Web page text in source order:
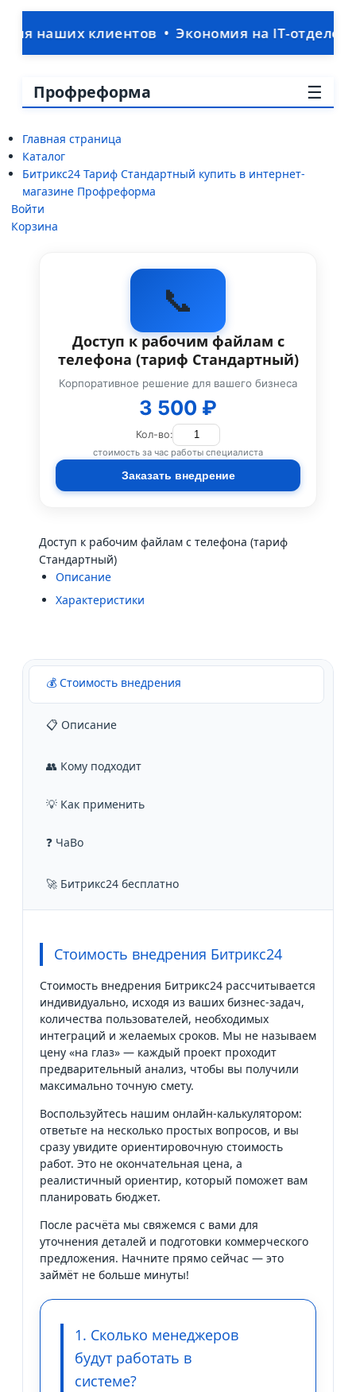
клиентов • Экономия на IT-отделе: ваша
Профреформа ☰
Главная страница
Каталог
Битрикс24 Тариф Стандартный купить в интернет-
магазине Профреформа
Войти
Корзина
📞
Доступ к рабочим файлам с
телефона (тариф Стандартный)
Корпоративное решение для вашего бизнеса
3 500 ₽
Кол-во:
стоимость за час работы специалиста
Заказать внедрение
Доступ к рабочим файлам с телефона (тариф
Стандартный)
Описание
Характеристики
💰 Стоимость внедрения
📋 Описание
👥 Кому подходит
💡 Как применить
❓ ЧаВо
🚀 Битрикс24 бесплатно
Стоимость внедрения Битрикс24
Стоимость внедрения Битрикс24 рассчитывается
индивидуально, исходя из ваших бизнес-задач,
количества пользователей, необходимых
интеграций и желаемых сроков. Мы не называем
цену «на глаз» — каждый проект проходит
предварительный анализ, чтобы вы получили
максимально точную смету.
Воспользуйтесь нашим онлайн-калькулятором:
ответьте на несколько простых вопросов, и вы
сразу увидите ориентировочную стоимость
работ. Это не окончательная цена, а
реалистичный ориентир, который поможет вам
планировать бюджет.
После расчёта мы свяжемся с вами для
уточнения деталей и подготовки коммерческого
предложения. Начните прямо сейчас — это
займёт не больше минуты!
1. Сколько менеджеров
будут работать в
системе?